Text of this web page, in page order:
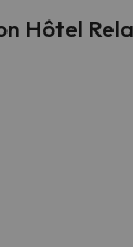
Hôtel